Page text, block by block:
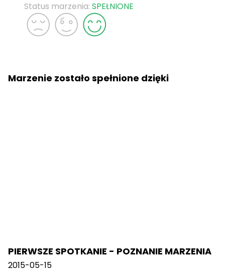
Status marzenia: SPEŁNIONE
Marzenie zostało spełnione dzięki
PIERWSZE SPOTKANIE - POZNANIE MARZENIA
2015-05-15